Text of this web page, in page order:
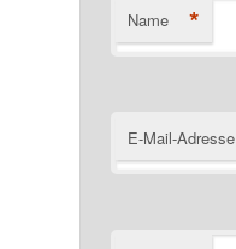
Name *
E-Mail-Adresse